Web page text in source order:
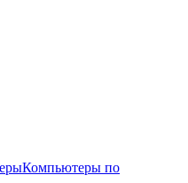
Компьютеры по